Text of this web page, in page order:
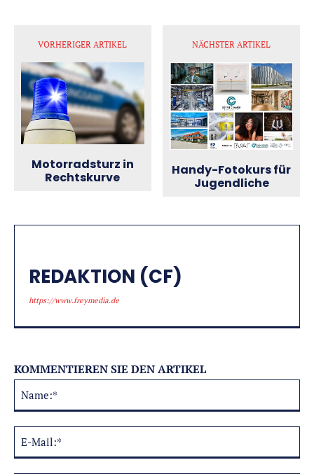
VORHERIGER ARTIKEL
Motorradsturz in
Rechtskurve
NÄCHSTER ARTIKEL
Handy-Fotokurs für
Jugendliche
REDAKTION (CF)
https://www.freymedia.de
KOMMENTIEREN SIE DEN ARTIKEL